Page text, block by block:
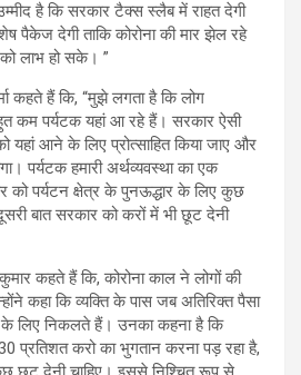
है कि सरकार टैक्स स्लैब में राहत देगी
पैकेज देगी ताकि कोरोना की मार झेल रहे
लाभ हो सके। ”
कहते हैं कि, “मुझे लगता है कि लोग
कम पर्यटक यहां आ रहे हैं। सरकार ऐसी
यहां आने के लिए प्रोत्साहित किया जाए और
पर्यटक हमारी अर्थव्यवस्था का एक
को पर्यटन क्षेत्र के पुनऊद्धार के लिए कुछ
बात सरकार को करों में भी छूट देनी
कहते हैं कि, कोरोना काल ने लोगों की
कहा कि व्यक्ति के पास जब अतिरिक्त पैसा
लिए निकलते हैं। उनका कहना है कि
प्रतिशत करो का भुगतान करना पड़ रहा है,